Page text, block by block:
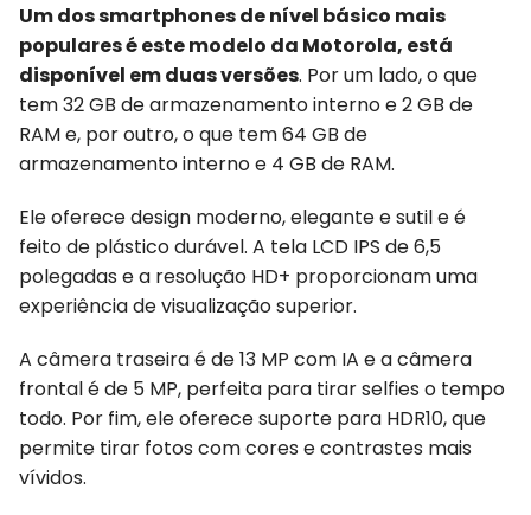
Um dos smartphones de nível básico mais
populares é este modelo da Motorola, está
disponível em duas versões. Por um lado, o que
tem 32 GB de armazenamento interno e 2 GB de
RAM e, por outro, o que tem 64 GB de
armazenamento interno e 4 GB de RAM.
Ele oferece design moderno, elegante e sutil e é
feito de plástico durável. A tela LCD IPS de 6,5
polegadas e a resolução HD+ proporcionam uma
experiência de visualização superior.
A câmera traseira é de 13 MP com IA e a câmera
frontal é de 5 MP, perfeita para tirar selfies o tempo
todo. Por fim, ele oferece suporte para HDR10, que
permite tirar fotos com cores e contrastes mais
vívidos.